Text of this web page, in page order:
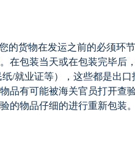
的货物在发运之前的必须环
在包装当天或在包装完毕后
/就业证等），这些都是出
品有可能被海关官员打开查
的物品仔细的进行重新包装。